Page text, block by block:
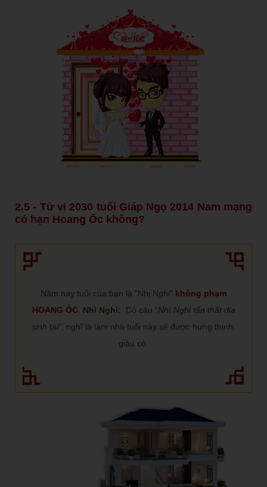
2.5 - Tử vi 2030 tuổi Giáp Ngọ 2014 Nam mạng
có hạn Hoang Ốc không?
Năm nay tuổi của bạn là "Nhị Nghi" không phạm
HOANG ỐC
Nhì Nghi: Có câu “Nhì Nghi tấn thất địa
sinh tài”, nghĩ là làm nhà tuổi này sẽ được hưng thịnh,
giàu có.